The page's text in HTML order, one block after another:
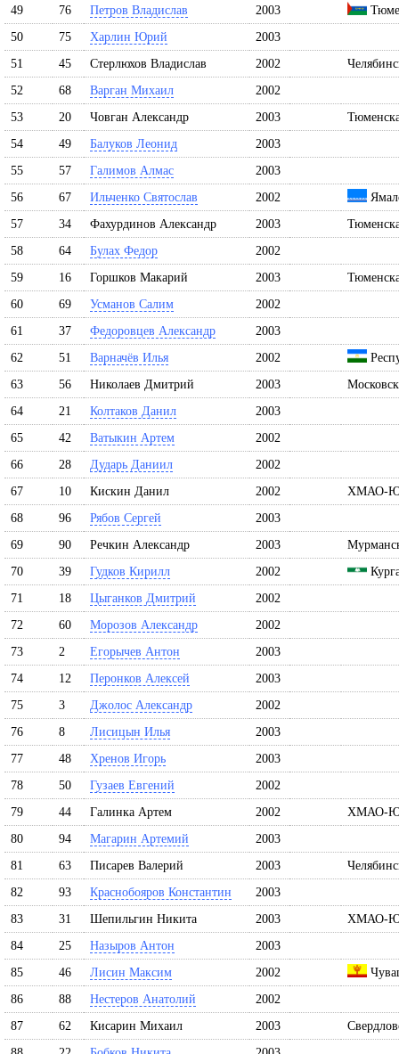
49
76 Петров Владислав 2003
50
75 Харлин Юрий
2003
51
45 Стерлюхов Владислав 2002
52
68 Варган Михаил
2002
53
20 Човган Александр 2003
54
49 Балуков Леонид
2003
55
57 Галимов Алмас
2003
56
67 Ильченко Святослав 2002
57
34 Фахурдинов Александр 2003
58
64 Булах Федор
2002
59
16 Горшков Макарий 2003
60
69 Усманов Салим
2002
61
37 Федоровцев Александр
2003
62
51 Варначёв Илья 2002
63
56 Николаев Дмитрий 2003
64
21 Колтаков Данил
2003
65
42 Ватыкин Артем
2002
66
28 Дударь Даниил
2002
67
10 Кискин Данил 2002
ХМАО-
68
96 Рябов Сергей
2003
69
90 Речкин Александр 2003
70
39 Гудков Кирилл 2002
71
18 Цыганков Дмитрий
2002
72
60 Морозов Александр
2002
73
2 Егорычев Антон
2003
74
12 Перонков Алексей
2003
75
3 Джолос Александр
2002
76
8 Лисицын Илья
2003
77
48 Хренов Игорь
2003
78
50 Гузаев Евгений
2002
79
44 Галинка Артем 2002
ХМАО-
80
94 Магарин Артемий
2003
81
63 Писарев Валерий 2003
82
93 Краснобояров Константин
2003
83
31 Шепильгин Никита 2003
ХМАО-
84
25 Назыров Антон
2003
85
46 Лисин Максим 2002
86
88 Нестеров Анатолий
2002
87
62 Кисарин Михаил 2003